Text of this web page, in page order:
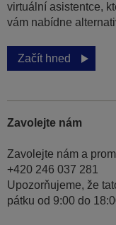
virtuální asistentce,
vám nabídne
Začít hned
Zavolejte nám
Zavolejte nám a
+420 246 037 281
Upozorňujeme, že
pátku od 9:00 do